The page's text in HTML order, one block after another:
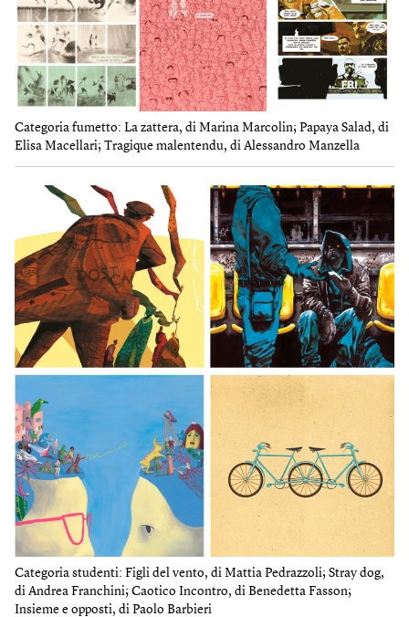
Categoria fumetto: La zattera, di Marina Marcolin; Papaya Salad, di
Elisa Macellari; Tragique malentendu, di Alessandro Manzella
Categoria studenti: Figli del vento, di Mattia Pedrazzoli; Stray dog,
di Andrea Franchini; Caotico Incontro, di Benedetta Fasson;
Insieme e opposti, di Paolo Barbieri